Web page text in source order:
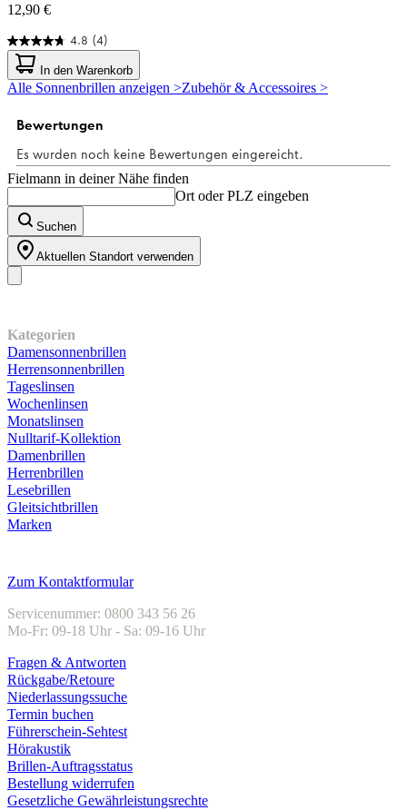
12,90 €
4.8 (4)
4.8
von
5
Sternen.
Bewertungen
In den Warenkorb
Alle Sonnenbrillen anzeigen >Zubehör & Accessoires >
Fielmann in deiner Nähe finden
Ort oder PLZ eingeben
Suchen
Aktuellen Standort verwenden
Kategorien
Damensonnenbrillen
Herrensonnenbrillen
Tageslinsen
Wochenlinsen
Monatslinsen
Nulltarif-Kollektion
Damenbrillen
Herrenbrillen
Lesebrillen
Gleitsichtbrillen
Marken
Zum Kontaktformular
Servicenummer: 0800 343 56 26
Mo-Fr: 09-18 Uhr - Sa: 09-16 Uhr
Fragen & Antworten
Rückgabe/Retoure
Niederlassungssuche
Termin buchen
Führerschein-Sehtest
Hörakustik
Brillen-Auftragsstatus
Bestellung widerrufen
Gesetzliche Gewährleistungsrechte